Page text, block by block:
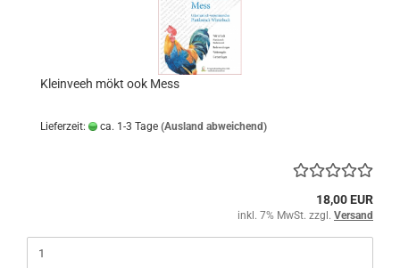
Kleinveeh mökt ook Mess
Lieferzeit: ca. 1-3 Tage (Ausland abweichend)
18,00 EUR
inkl. 7% MwSt. zzgl. Versand